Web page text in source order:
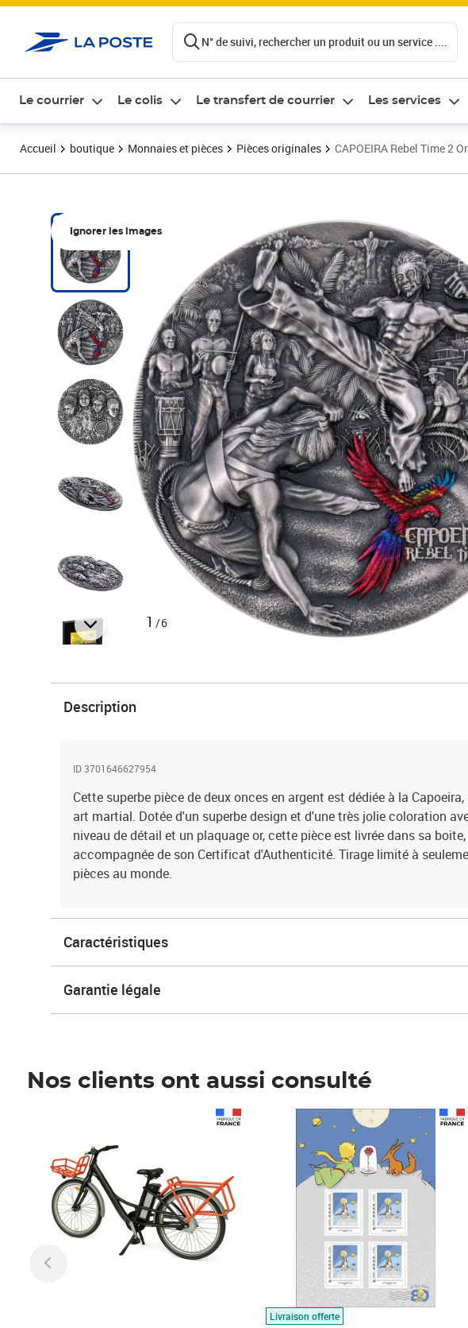
N° de suivi, rechercher un produit ou un service ....
Le courrier Le colis Le transfert de courrier Les services
Accueil boutique Monnaies et pièces Pièces originales CAPOEIRA Rebel Time 2
Ignorer les images
1 /6
Description
ID 3701646627954
Cette superbe pièce de deux onces en argent est dédiée à la
art martial. Dotée d'un superbe design et d'une très jolie coloration
niveau de détail et un plaquage or, cette pièce est livrée dans sa boite,
accompagnée de son Certificat d'Authenticité. Tirage limité à
pièces au monde.
Caractéristiques
Garantie légale
Nos clients ont aussi consulté
Livraison offerte
Prix 7,50€